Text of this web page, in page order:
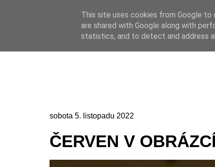
Online casino
Online
sobota 5. listopadu 2022
ČERVEN V
This site uses cookies from Google to
are shared with Google along with
statistics, and to detect and address